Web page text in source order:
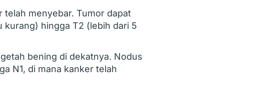
telah menyebar. Tumor dapat
kurang) hingga T2 (lebih dari 5
bening di dekatnya. Nodus
N1, di mana kanker telah